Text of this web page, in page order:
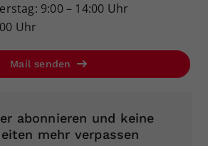
9:00 – 14:00 Uhr
Uhr
Mail senden
abonnieren und keine
mehr verpassen